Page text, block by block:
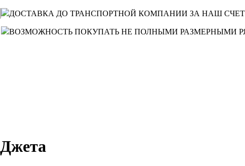
ДОСТАВКА ДО ТРАНСПОРТНОЙ КОМПАНИИ ЗА НАШ СЧЕТ
ВОЗМОЖНОСТЬ ПОКУПАТЬ НЕ ПОЛНЫМИ РАЗМЕРНЫМИ